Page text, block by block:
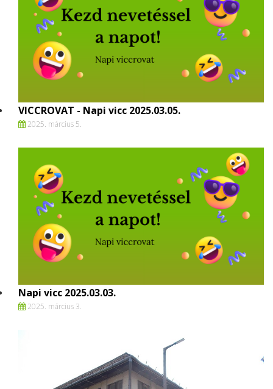
VICCROVAT - Napi vicc 2025.03.05.
2025. március 5.
Napi vicc 2025.03.03.
2025. március 3.